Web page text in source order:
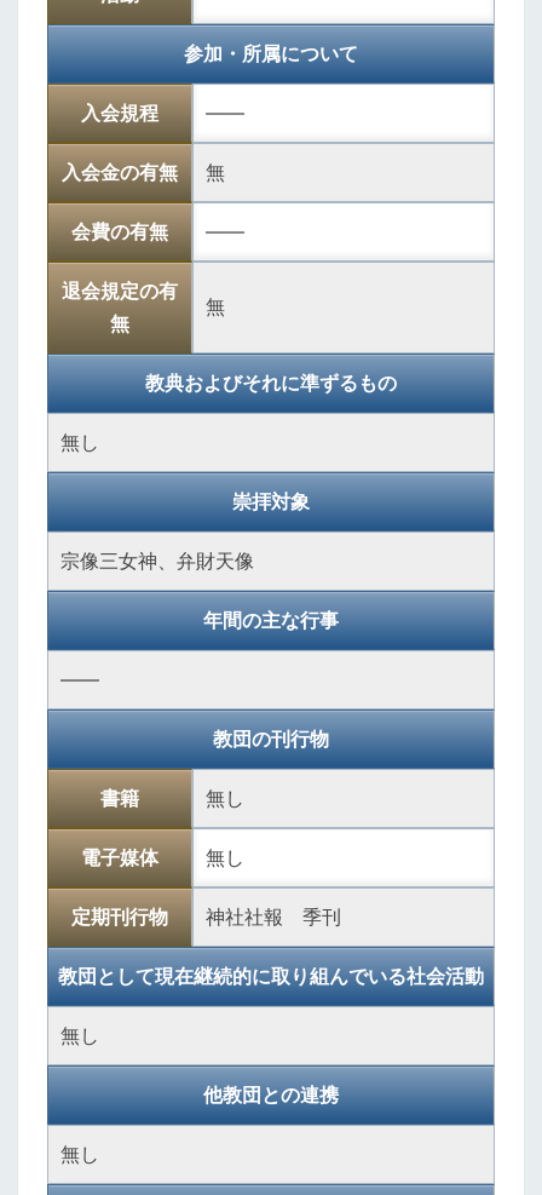
参加・所属について
入会規程 ――
入会金の有無 無
会費の有無 ――
退会規定の有
無
無
教典およびそれに準ずるもの
無し
崇拝対象
宗像三女神、弁財天像
年間の主な行事
――
教団の刊行物
書籍 無し
電子媒体 無し
定期刊行物 神社社報 季刊
教団として現在継続的に取り組んでいる社会活動
無し
他教団との連携
無し